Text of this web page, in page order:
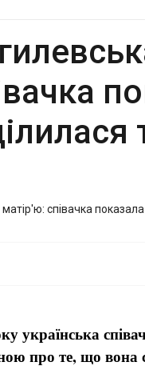
українська
про те, що вона